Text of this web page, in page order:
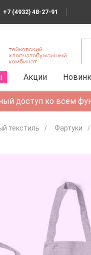
+7 (4932) 48-27-91
Акции
доступ ко всем
текстиль Фартуки